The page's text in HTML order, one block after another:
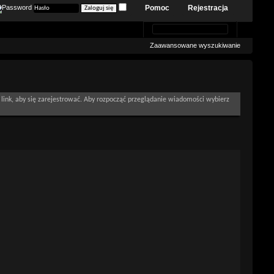
Rejestracja
Pomoc
Zaawansowane wyszukiwanie
aby się zarejestrować. Aby rozpocząć przeglądanie wiadomości wybierz